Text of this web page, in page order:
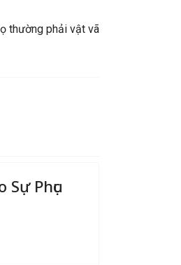
thường phải vật vã
Phục